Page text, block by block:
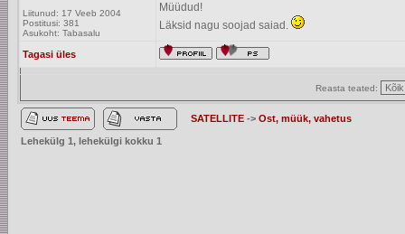
Liitunud: 17 Veeb 2004
Postitusi: 381
Asukoht: Tabasalu
Müüdud!
Läksid nagu soojad saiad.
Tagasi üles
Reasta teated:
SATELLITE -> Ost, müük, vahetus
Lehekülg 1, lehekülgi kokku 1